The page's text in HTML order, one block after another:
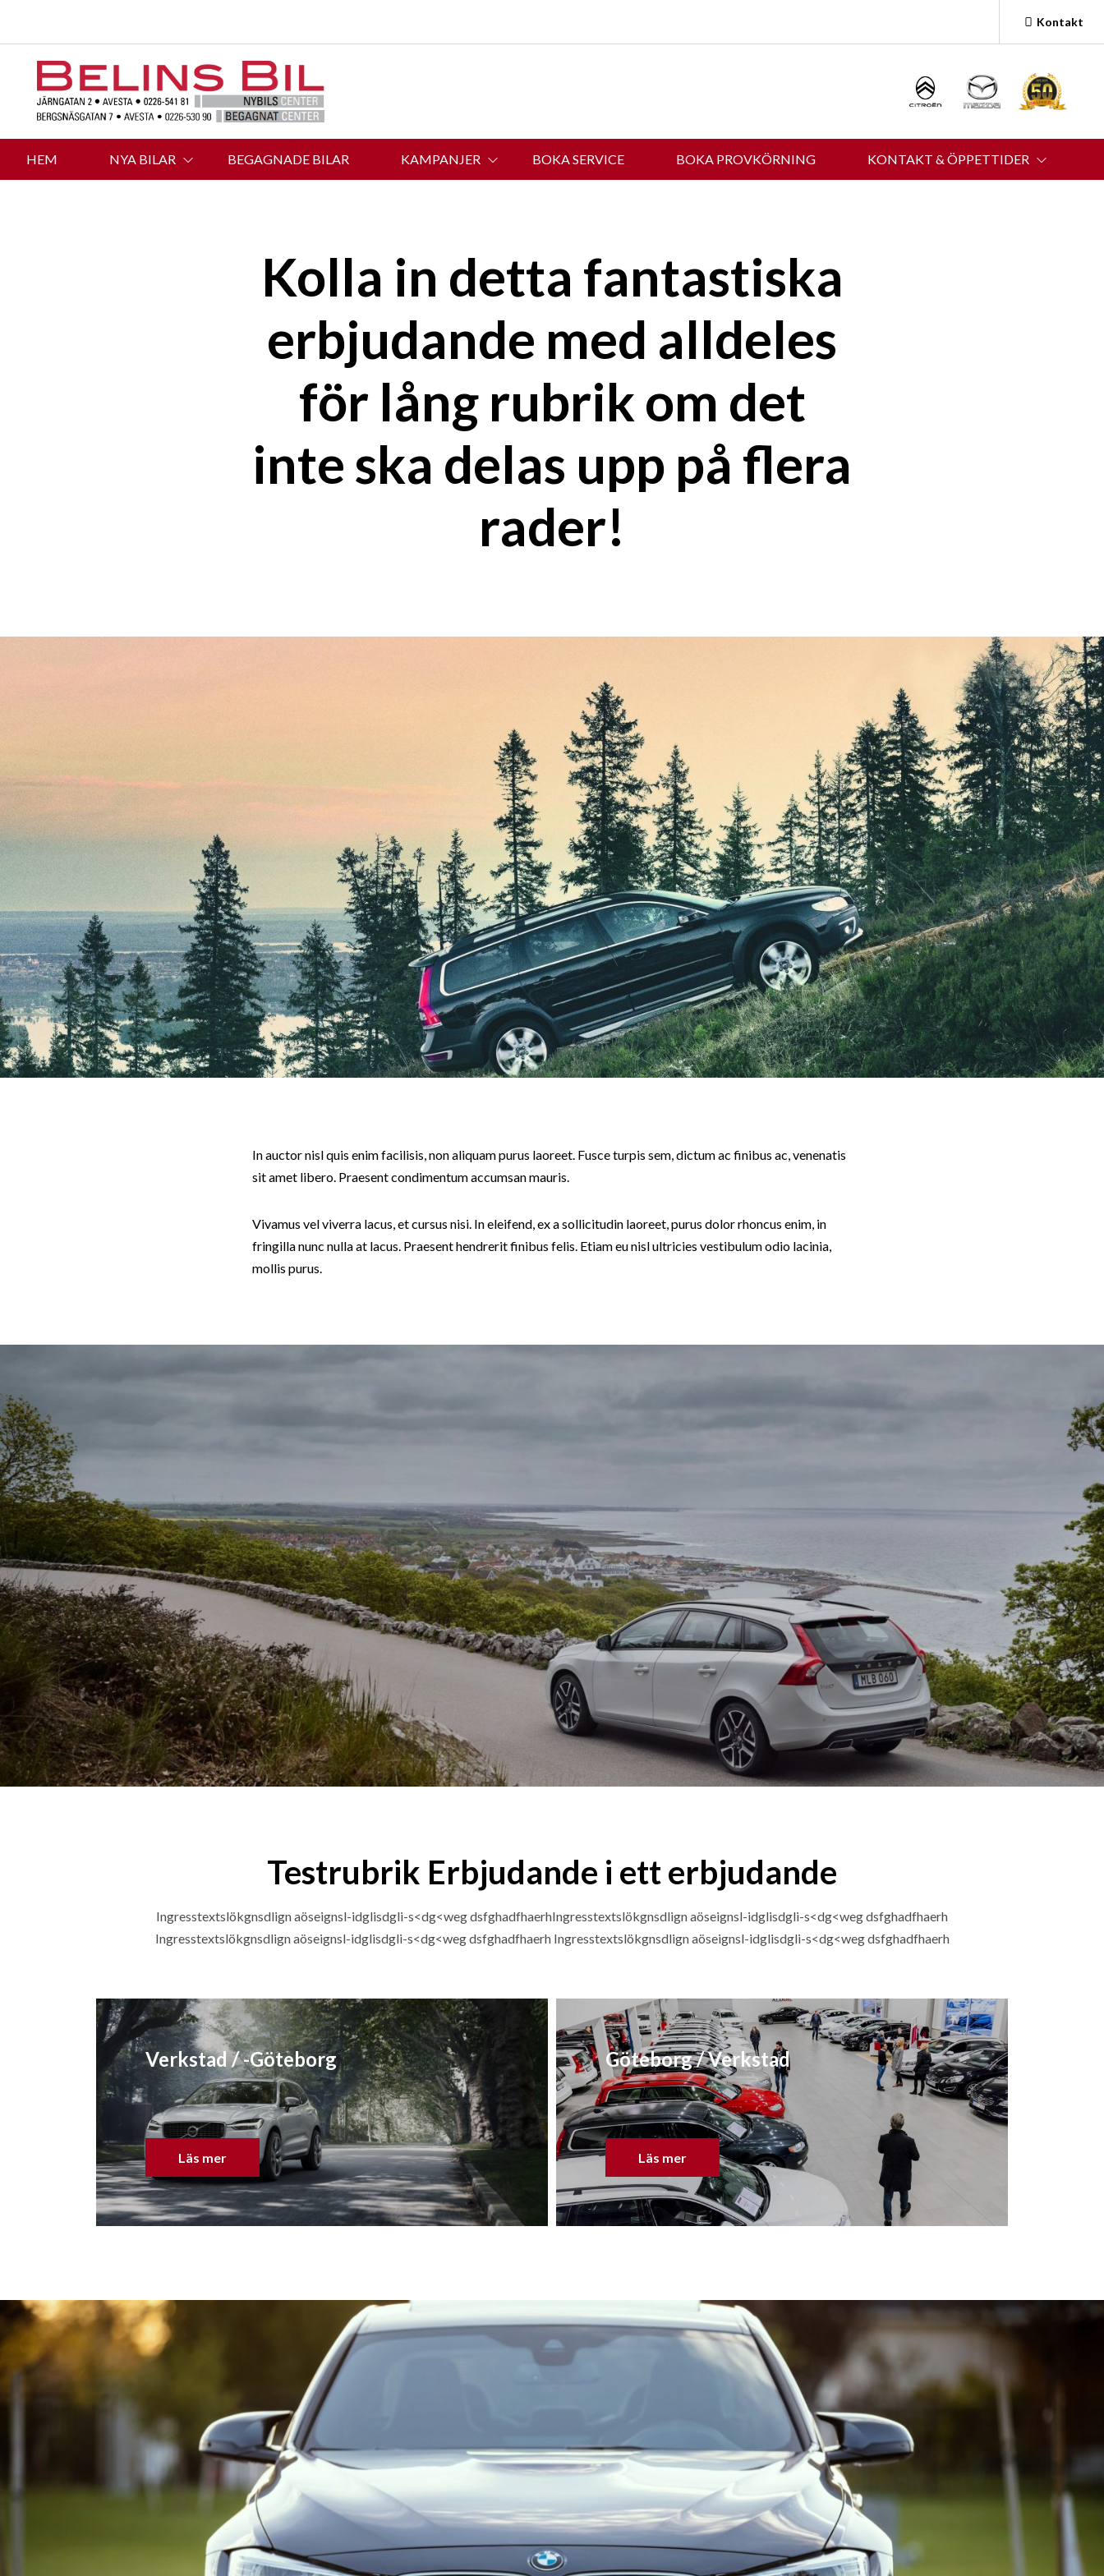
Kontakt
HEM NYA BILAR BEGAGNADE BILAR KAMPANJER BOKA SERVICE BOKA PROVKÖRNING KONTAKT & ÖPPETTIDER
Kolla in detta fantastiska
erbjudande med alldeles
för lång rubrik om det
inte ska delas upp på flera
rader!
In auctor nisl quis enim facilisis, non aliquam purus laoreet. Fusce turpis sem, dictum ac finibus ac, venenatis
sit amet libero. Praesent condimentum accumsan mauris.
Vivamus vel viverra lacus, et cursus nisi. In eleifend, ex a sollicitudin laoreet, purus dolor rhoncus enim, in
fringilla nunc nulla at lacus. Praesent hendrerit finibus felis. Etiam eu nisl ultricies vestibulum odio lacinia,
mollis purus.
Testrubrik Erbjudande i ett erbjudande
Ingresstextslökgnsdlign aöseignsl-idglisdgli-s<dg<weg dsfghadfhaerhIngresstextslökgnsdlign aöseignsl-idglisdgli-s<dg<weg dsfghadfhaerh
Ingresstextslökgnsdlign aöseignsl-idglisdgli-s<dg<weg dsfghadfhaerh Ingresstextslökgnsdlign aöseignsl-idglisdgli-s<dg<weg dsfghadfhaerh
Verkstad / -Göteborg
Läs mer
Göteborg / Verkstad
Läs mer